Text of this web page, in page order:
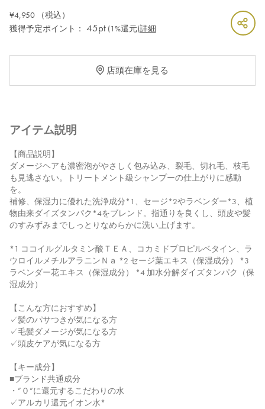
¥4,950（税込）
獲得予定ポイント： 45pt (1%還元)詳細
店頭在庫を見る
アイテム説明
【商品説明】
ダメージヘアも濃密泡がやさしく包み込み、裂毛、切れ毛、枝毛
も見逃さない。トリートメント級シャンプーの仕上がりに感動
を。
補修、保湿力に優れた洗浄成分*1、セージ*2やラベンダー*3、植
物由来ダイズタンパク*4をブレンド。指通りを良くし、頭皮や髪
のすみずみまでしっとりなめらかに洗い上げます。
*1 ココイルグルタミン酸ＴＥＡ、コカミドプロピルベタイン、ラ
ウロイルメチルアラニンＮａ *2 セージ葉エキス（保湿成分） *3
ラベンダー花エキス（保湿成分） *4 加水分解ダイズタンパク（保
湿成分）
【こんな方におすすめ】
✓髪のパサつきが気になる方
✓毛髪ダメージが気になる方
✓頭皮ケアが気になる方
【キー成分】
■ブランド共通成分
・”０”に還元するこだわりの水
✓アルカリ還元イオン水*